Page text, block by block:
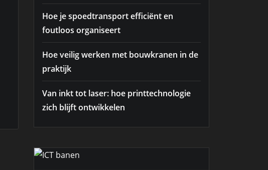
Hoe je spoedtransport efficiënt en
foutloos organiseert
Hoe veilig werken met bouwkranen in de
praktijk
Van inkt tot laser: hoe printtechnologie
zich blijft ontwikkelen